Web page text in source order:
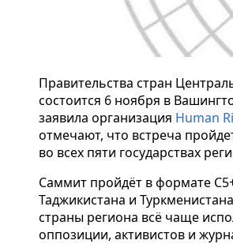
Правительства стран
состоится 6 ноября в
заявила организация Human
отмечают, что встреча
во всех пяти государствах
Саммит пройдёт в формате
Таджикистана и
страны региона всё чаще
оппозиции, активистов и